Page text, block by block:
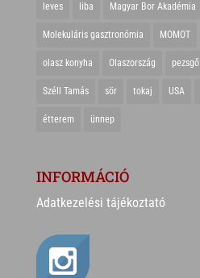
leves liba Magyar Bor Akadémia
Molekuláris gasztronómia MOMOT
olasz konyha Olaszország pezsgő
Széll Tamás sör tokaj USA
étterem ünnep
INFORMÁCIÓ
Adatkezelési tájékoztató